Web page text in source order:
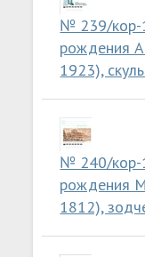
№ 239/кор-
рождения
1923),
№ 240/кор-
рождения
1812),